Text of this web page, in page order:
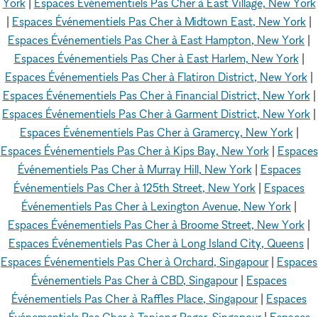
| Espaces Événementiels Pas Cher à Midtown East, New York |
Espaces Événementiels Pas Cher à East Hampton, New York |
Espaces Événementiels Pas Cher à East Harlem, New York|
Espaces Événementiels Pas Cher à Flatiron District, New York |
Espaces Événementiels Pas Cher à Financial District, New York|
Espaces Événementiels Pas Cher à Garment District, New York |
Espaces Événementiels Pas Cher à Gramercy, New York|
Espaces Événementiels Pas Cher à Kips Bay, New York| Espaces
Événementiels Pas Cher à Murray Hill, New York| Espaces
Événementiels Pas Cher à 125th Street, New York | Espaces
Événementiels Pas Cher à Lexington Avenue, New York |
Espaces Événementiels Pas Cher à Broome Street, New York |
Espaces Événementiels Pas Cher à Long Island City, Queens |
Espaces Événementiels Pas Cher à Orchard, Singapour | Espaces
Événementiels Pas Cher à CBD, Singapour | Espaces
Événementiels Pas Cher à Raffles Place, Singapour | Espaces